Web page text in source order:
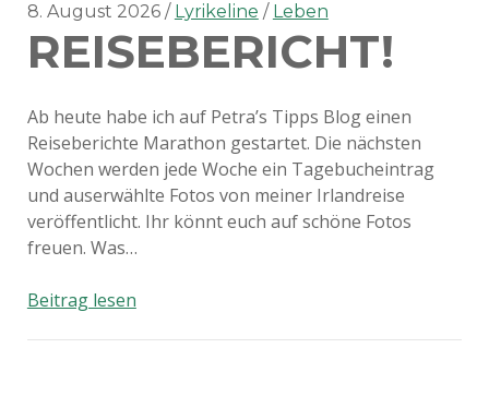
8. August 2026 Lyrikeline Leben
REISEBERICHT!
Ab heute habe ich auf Petra’s Tipps Blog einen
Reiseberichte Marathon gestartet. Die nächsten
Wochen werden jede Woche ein Tagebucheintrag
und auserwählte Fotos von meiner Irlandreise
veröffentlicht. Ihr könnt euch auf schöne Fotos
freuen. Was…
Beitrag lesenReisebericht!